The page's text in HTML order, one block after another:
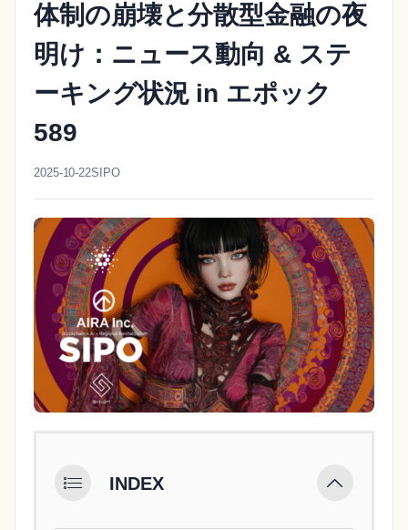
体制の崩壊と分散型金融の夜
明け：ニュース動向 & ステ
ーキング状況 in エポック
589
2025-10-22SIPO
INDEX